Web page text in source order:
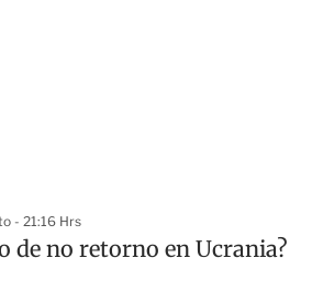
- 21:16 Hrs
de no retorno en Ucrania?